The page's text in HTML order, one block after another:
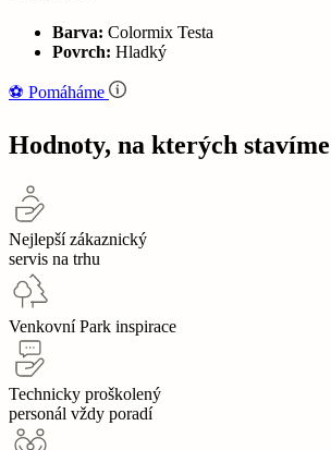
Barva: Colormix Testa
Povrch: Hladký
⚽‍️️ Pomáháme
Hodnoty, na kterých stavíme
Nejlepší zákaznický
servis na trhu
Venkovní Park inspirace
Technicky proškolený
personál vždy poradí